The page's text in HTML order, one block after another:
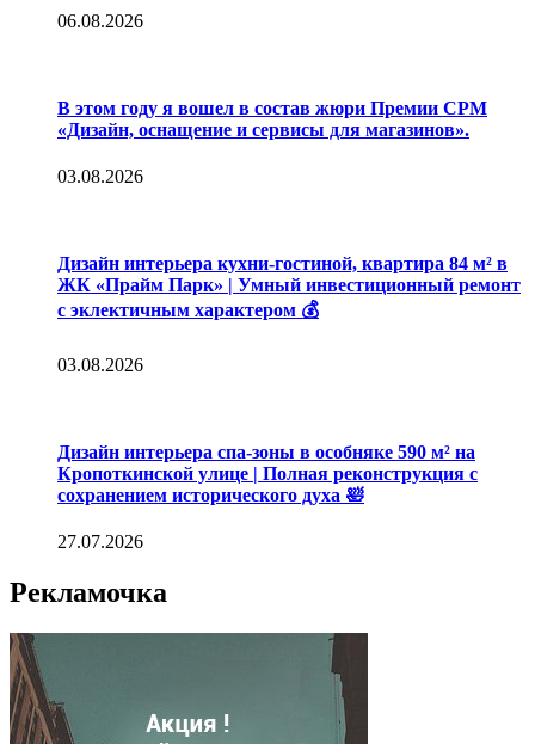
06.08.2026
В этом году я вошел в состав жюри Премии CPM
«Дизайн, оснащение и сервисы для магазинов».
03.08.2026
Дизайн интерьера кухни-гостиной, квартира 84 м² в
ЖК «Прайм Парк» | Умный инвестиционный ремонт
с эклектичным характером 💰
03.08.2026
Дизайн интерьера спа-зоны в особняке 590 м² на
Кропоткинской улице | Полная реконструкция с
сохранением исторического духа 🛀
27.07.2026
Рекламочка